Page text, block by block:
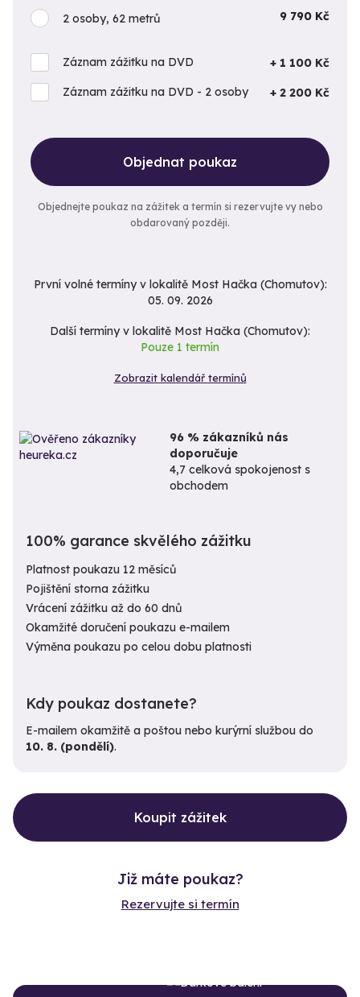
2 osoby, 62 metrů 9 790 Kč
Záznam zážitku na DVD + 1 100 Kč
Záznam zážitku na DVD - 2 osoby + 2 200 Kč
Objednat poukaz
Objednejte poukaz na zážitek a termín si rezervujte vy nebo
obdarovaný později.
První volné termíny v lokalitě Most Hačka (Chomutov):
05. 09. 2026
Další termíny v lokalitě Most Hačka (Chomutov):
Pouze 1 termín
Zobrazit kalendář termínů
96 % zákazníků nás
doporučuje
4,7 celková spokojenost s
obchodem
100% garance skvělého zážitku
Platnost poukazu 12 měsíců
Pojištění storna zážitku
Vrácení zážitku až do 60 dnů
Okamžité doručení poukazu e-mailem
Výměna poukazu po celou dobu platnosti
Kdy poukaz dostanete?
E-mailem okamžitě a poštou nebo kurýrní službou do
10. 8. (pondělí).
Koupit zážitek
Již máte poukaz?
Rezervujte si termín